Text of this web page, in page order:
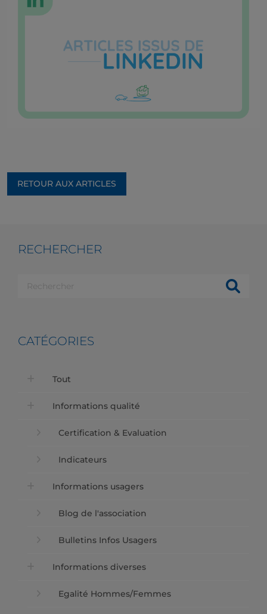
RETOUR AUX ARTICLES
RECHERCHER
CATÉGORIES
Tout
Informations qualité
Certification & Evaluation
Indicateurs
Informations usagers
Blog de l'association
Bulletins Infos Usagers
Informations diverses
Egalité Hommes/Femmes